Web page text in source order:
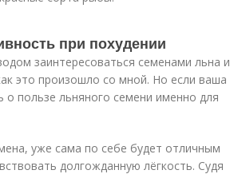
при похудении
заинтересоваться семенами льна и
это произошло со мной. Но если ваша
о пользе льняного семени именно для
уже сама по себе будет отличным
долгожданную лёгкость. Судя